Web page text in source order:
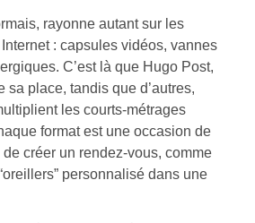
rayonne autant sur les
: capsules vidéos, vannes
C’est là que Hugo Post,
sa place, tandis que d’autres,
les courts-métrages
format est une occasion de
de créer un rendez-vous, comme
personnalisé dans une